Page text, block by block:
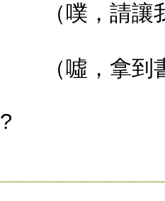
（噗，請讓
（噓，拿到書
?